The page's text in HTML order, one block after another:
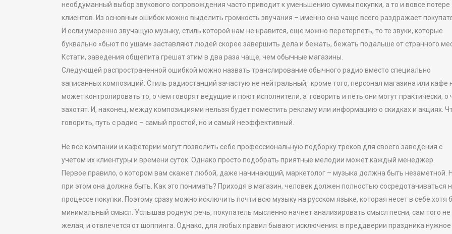
необдуманный выбор звукового сопровождения часто приводит к уменьшению суммы покупки, а то и вовсе потере
клиентов. Из основных ошибок можно выделить громкость звучания – именно она чаще всего раздражает
И если умеренно звучащую музыку, стиль которой нам не нравится, еще можно перетерпеть, то те звуки, которые
буквально «бьют по ушам» заставляют людей скорее завершить дела и бежать, бежать подальше от странного
Кстати, заведения общепита грешат этим в два раза чаще, чем обычные магазины.
Следующей распространенной ошибкой можно назвать транслирование обычного радио вместо специально
записанных композиций. Стиль радиостанций зачастую не нейтральный, кроме того, персонал магазина или кафе
может контролировать то, о чем говорят ведущие и поют исполнители, а говорить и петь они могут практически, о
захотят. И, наконец, между композициями нельзя будет поместить рекламу или информацию о скидках и акциях.
говорить, путь с радио – самый простой, но и самый неэффективный.
Не все компании и кафетерии могут позволить себе профессиональную подборку треков для своего заведения с
учетом их клиентуры и времени суток. Однако просто подобрать приятные мелодии может каждый менеджер.
Первое правило, о котором вам скажет любой, даже начинающий, маркетолог – музыка должна быть незаметной.
при этом она должна быть. Как это понимать? Приходя в магазин, человек должен полностью сосредотачиваться
процессе покупки. Поэтому сразу можно исключить почти всю музыку на русском языке, которая несет в себе хотя
минимальный смысл. Услышав родную речь, покупатель мысленно начнет анализировать смысл песни, сам того не
желая, и отвлечется от шоппинга. Однако, для любых правил бывают исключения: в преддверии праздника нужное